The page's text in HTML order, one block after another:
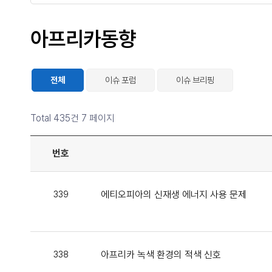
아프리카동향
전체 이슈 포럼 이슈 브리핑
Total 435건 7 페이지
번호
339 에티오피아의 신재생 에너지 사용 문제
338 아프리카 녹색 환경의 적색 신호